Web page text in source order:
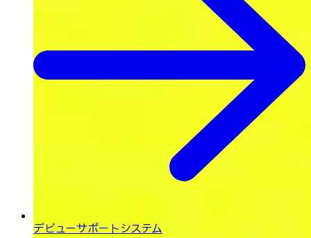
デビューサポートシステム